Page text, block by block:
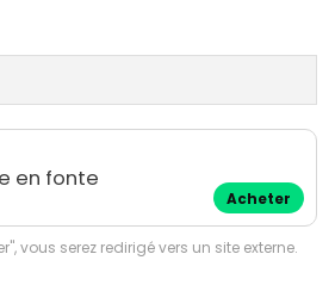
en fonte
Acheter
vous serez redirigé vers un site externe.